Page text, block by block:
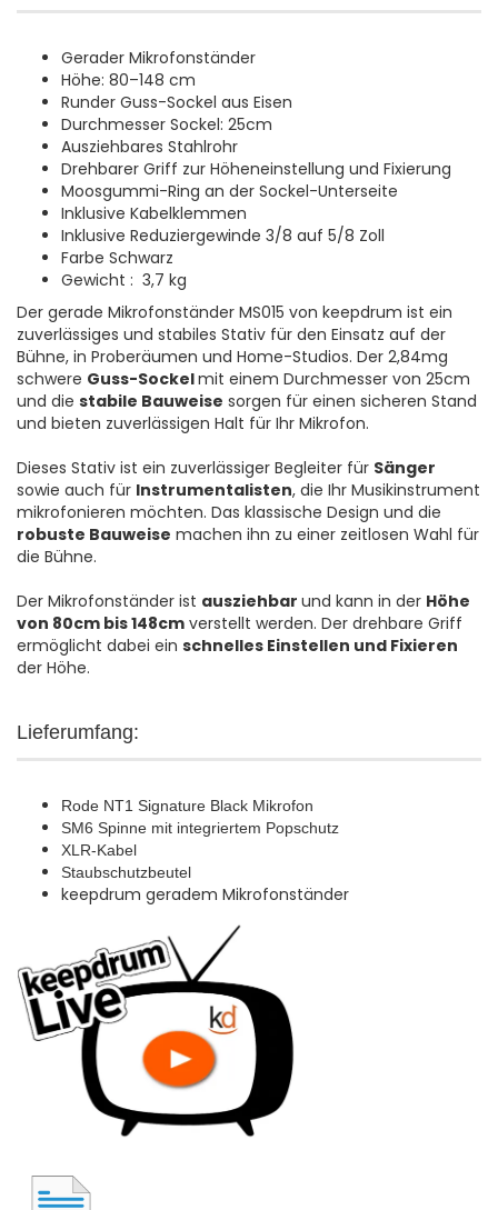
Gerader Mikrofonständer
Höhe: 80–148 cm
Runder Guss-Sockel aus Eisen
Durchmesser Sockel: 25cm
Ausziehbares Stahlrohr
Drehbarer Griff zur Höheneinstellung und Fixierung
Moosgummi-Ring an der Sockel-Unterseite
Inklusive Kabelklemmen
Inklusive Reduziergewinde 3/8 auf 5/8 Zoll
Farbe Schwarz
Gewicht : 3,7 kg
Der gerade Mikrofonständer MS015 von keepdrum ist ein
zuverlässiges und stabiles Stativ für den Einsatz auf der
Bühne, in Proberäumen und Home-Studios. Der 2,84mg
schwere Guss-Sockelmit einem Durchmesser von 25cm
und die stabile Bauweise sorgen für einen sicheren Stand
und bieten zuverlässigen Halt für Ihr Mikrofon.
Dieses Stativ ist ein zuverlässiger Begleiter für Sänger
sowie auch für Instrumentalisten, die Ihr Musikinstrument
mikrofonieren möchten. Das klassische Design und die
robuste Bauweise machen ihn zu einer zeitlosen Wahl für
die Bühne.
Der Mikrofonständer ist ausziehbar und kann in der Höhe
von 80cm bis 148cm verstellt werden. Der drehbare Griff
ermöglicht dabei ein schnelles Einstellen und Fixieren
der Höhe.
Lieferumfang:
Rode NT1 Signature Black Mikrofon
SM6 Spinne mit integriertem Popschutz
XLR-Kabel
Staubschutzbeutel
keepdrum geradem Mikrofonständer